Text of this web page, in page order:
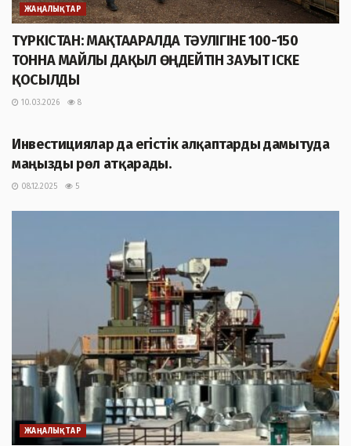
ЖАҢАЛЫҚТАР
ТҮРКІСТАН: МАҚТААРАЛДА ТӘУЛІГІНЕ 100-150
ТОННА МАЙЛЫ ДАҚЫЛ ӨҢДЕЙТІН ЗАУЫТ ІСКЕ
ҚОСЫЛДЫ
10.03.2026
8
Инвестициялар да егістік алқаптарды дамытуда
маңызды рөл атқарады.
08.12.2025 5
ЖАҢАЛЫҚТАР